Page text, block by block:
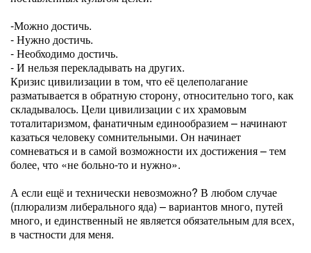
-Можно достичь.
- Нужно достичь.
- Необходимо достичь.
- И нельзя перекладывать на других.
Кризис цивилизации в том, что её целеполагание
разматывается в обратную сторону, относительно того, как
складывалось. Цели цивилизации с их храмовым
тоталитаризмом, фанатичным единообразием – начинают
казаться человеку сомнительными. Он начинает
сомневаться и в самой возможности их достижения – тем
более, что «не больно-то и нужно».
А если ещё и технически невозможно? В любом случае
(плюрализм либерального яда) – вариантов много, путей
много, и единственный не является обязательным для всех,
в частности для меня.